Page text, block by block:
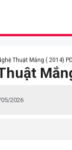
Thuật Mắng ( 2014)
05/2026